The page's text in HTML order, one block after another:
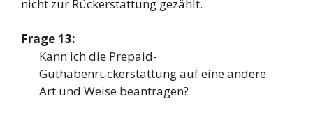
nicht zur Rückerstattung gezählt.
Frage 13:
Kann ich die Prepaid-
Guthabenrückerstattung auf eine andere
Art und Weise beantragen?